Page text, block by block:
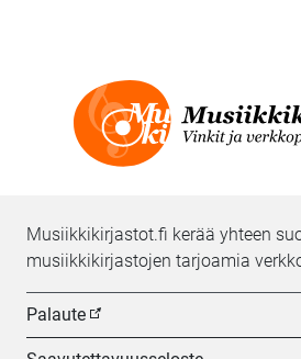
Musiikkikirjastot.fi kerää yhteen
musiikkikirjastojen tarjoamia
Palaute